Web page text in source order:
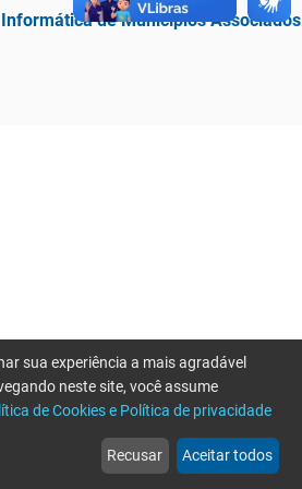
de Municípios Associados
web
Notícias
more_horiz
Mais
sua experiência a mais agradável
neste site, você assume
de Cookies e Política de privacidade
Recusar Aceitar todos
por favor tente novamente